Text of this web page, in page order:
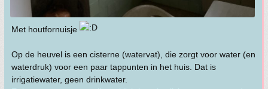
Met houtfornuisje
Op de heuvel is een cisterne (watervat), die zorgt voor water (en
waterdruk) voor een paar tappunten in het huis. Dat is
irrigatiewater, geen drinkwater.